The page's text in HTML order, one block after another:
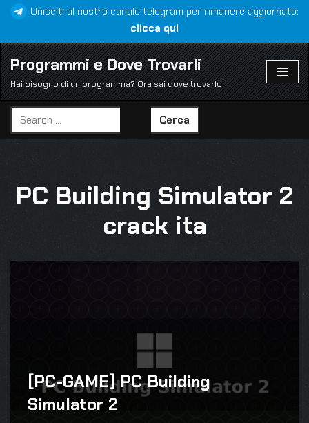
al
contenuto
Unisciti al nostro canale telegram per rimanere aggiornato:
clicca qui
Programmi e Dove Trovarli
Hai bisogno di un programma? Ora sai dove trovarlo!
Cerca
PC Building Simulator 2
crack ita
[PC-GAME] PC Building
Simulator 2